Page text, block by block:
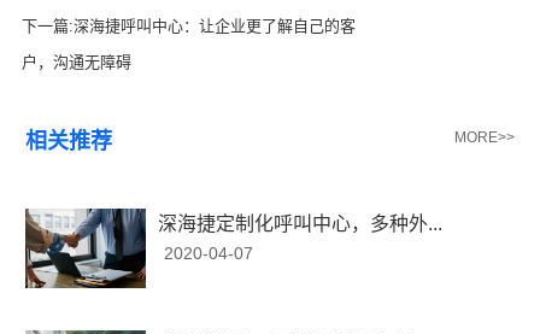
下一篇:深海捷呼叫中心：让企业更了解自己的客
户，沟通无障碍
相关推荐 MORE>>
深海捷定制化呼叫中心，多种外...
2020-04-07